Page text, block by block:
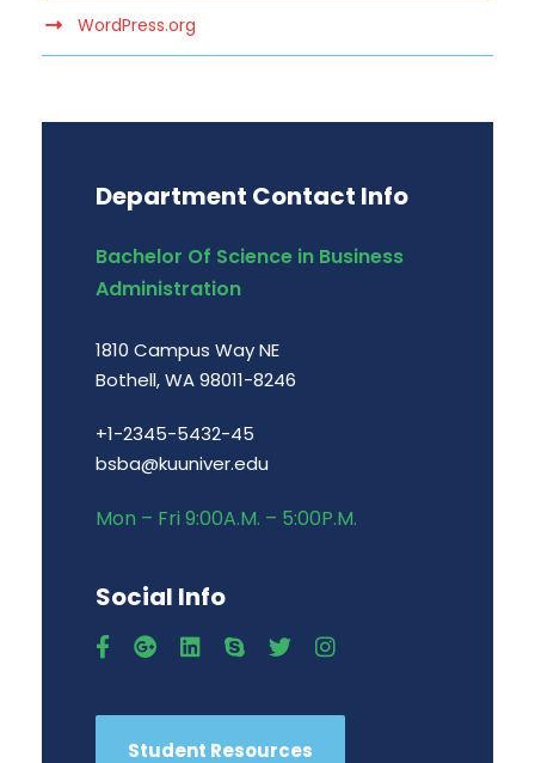
WordPress.org
Department Contact Info
Bachelor Of Science in Business
Administration
1810 Campus Way NE
Bothell, WA 98011-8246
+1-2345-5432-45
bsba@kuuniver.edu
Mon – Fri 9:00A.M. – 5:00P.M.
Social Info
Student Resources